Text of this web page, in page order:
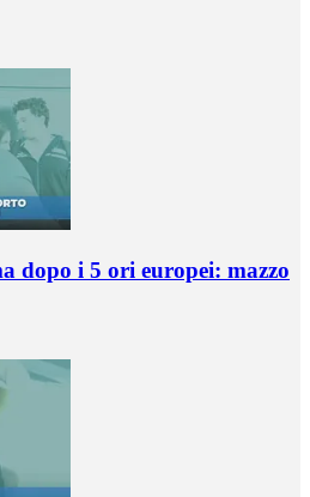
dopo i 5 ori europei: mazzo